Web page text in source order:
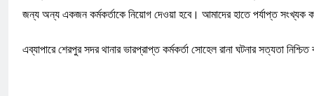
জন্য অন্য একজন কর্মকর্তাকে নিয়োগ দেওয়া হবে। আমাদের হাতে পর্যাপ্ত সংখ্যক
এব্যাপারে শেরপুর সদর থানার ভারপ্রাপ্ত কর্মকর্তা সোহেল রানা ঘটনার সত্যতা